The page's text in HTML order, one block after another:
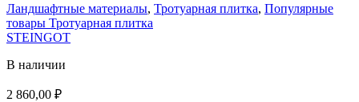
Ландшафтные материалы, Тротуарная плитка, Популярные
товары Тротуарная плитка
STEINGOT
В наличии
2 860,00 ₽